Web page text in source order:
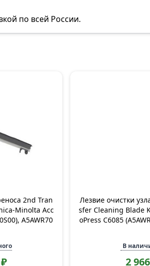
по всей России.
2nd Tran
Minolta Acc
A5AWR70
Лезвие очистки
sfer Cleaning Blade
oPress C6085
В
2